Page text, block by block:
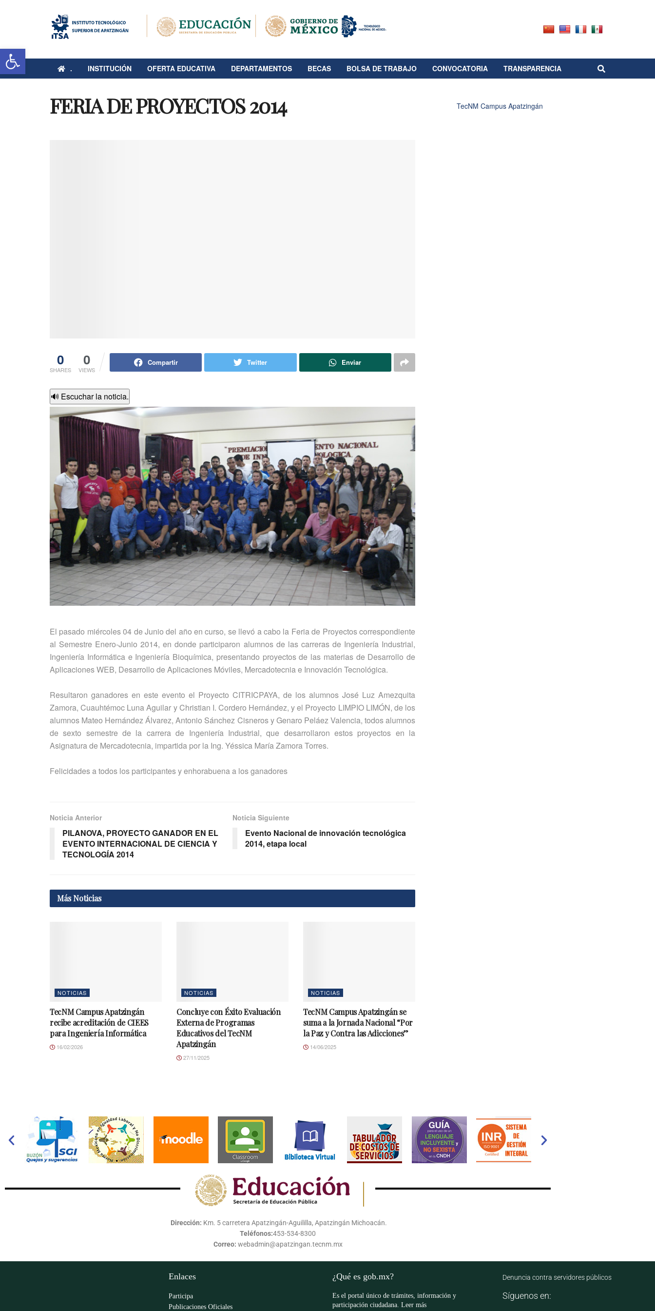
. INSTITUCIÓN OFERTA EDUCATIVA DEPARTAMENTOS BECAS BOLSA DE TRABAJO CONVOCATORIA TRANSPARENCIA
FERIA DE PROYECTOS 2014
0
SHARES
0
VIEWS
Compartir Twitter Enviar
🔊 Escuchar la noticia.
El pasado miércoles 04 de Junio del año en curso, se llevó a cabo la Feria de Proyectos correspondiente
al Semestre Enero-Junio 2014, en donde participaron alumnos de las carreras de Ingeniería Industrial,
Ingeniería Informática e Ingeniería Bioquímica, presentando proyectos de las materias de Desarrollo de
Aplicaciones WEB, Desarrollo de Aplicaciones Móviles, Mercadotecnia e Innovación Tecnológica.
Resultaron ganadores en este evento el Proyecto CITRICPAYA, de los alumnos José Luz Amezquita
Zamora, Cuauhtémoc Luna Aguilar y Christian I. Cordero Hernández, y el Proyecto LIMPIO LIMÓN, de los
alumnos Mateo Hernández Álvarez, Antonio Sánchez Cisneros y Genaro Peláez Valencia, todos alumnos
de sexto semestre de la carrera de Ingeniería Industrial, que desarrollaron estos proyectos en la
Asignatura de Mercadotecnia, impartida por la Ing. Yéssica María Zamora Torres.
Felicidades a todos los participantes y enhorabuena a los ganadores
Noticia Anterior
PILANOVA, PROYECTO GANADOR EN EL
EVENTO INTERNACIONAL DE CIENCIA Y
TECNOLOGÍA 2014
Noticia Siguiente
Evento Nacional de innovación tecnológica
2014, etapa local
MásNoticias
NOTICIAS
TecNM Campus Apatzingán
recibe acreditación de CIEES
para Ingeniería Informática
16/02/2026
NOTICIAS
Concluye con Éxito Evaluación
Externa de Programas
Educativos del TecNM
Apatzingán
27/11/2025
NOTICIAS
TecNM Campus Apatzingán se
suma a la Jornada Nacional “Por
la Paz y Contra las Adicciones”
14/06/2025
TecNM Campus Apatzingán
Dirección: Km. 5 carretera Apatzingán-Aguililla, Apatzingán Michoacán.
Teléfonos:453-534-8300
Correo: webadmin@apatzingan.tecnm.mx
Enlaces
Participa
Publicaciones Oficiales
¿Qué es gob.mx?
Es el portal único de trámites, información y
participación ciudadana. Leer más
Denuncia contra servidores públicos
Síguenos en:
Abrir barra de herramientas